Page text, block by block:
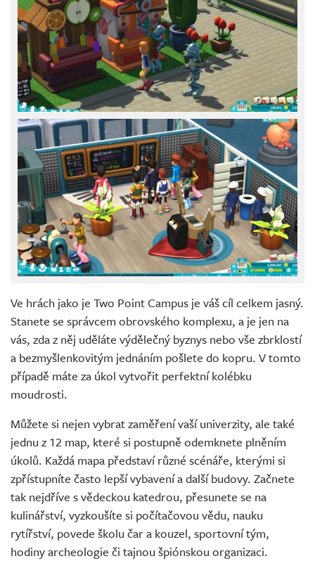
Ve hrách jako je Two Point Campus je váš cíl celkem jasný.
Stanete se správcem obrovského komplexu, a je jen na
vás, zda z něj uděláte výdělečný byznys nebo vše zbrklostí
a bezmyšlenkovitým jednáním pošlete do kopru. V tomto
případě máte za úkol vytvořit perfektní kolébku
moudrosti.
Můžete si nejen vybrat zaměření vaší univerzity, ale také
jednu z 12 map, které si postupně odemknete plněním
úkolů. Každá mapa představí různé scénáře, kterými si
zpřístupníte často lepší vybavení a další budovy. Začnete
tak nejdříve s vědeckou katedrou, přesunete se na
kulinářství, vyzkoušíte si počítačovou vědu, nauku
rytířství, povede školu čar a kouzel, sportovní tým,
hodiny archeologie či tajnou špiónskou organizaci.